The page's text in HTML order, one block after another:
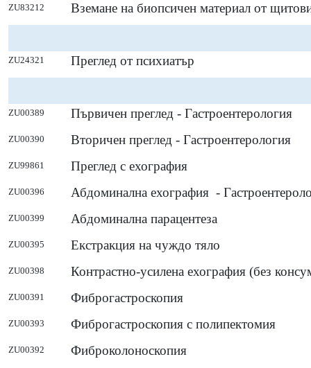
ZU83212 Вземане на биопсичен материал от
ZU24321 Преглед от психиатър
ZU00389 Първичен преглед - Гастроентерология
ZU00390 Вторичен преглед - Гастроентерология
ZU99861 Преглед с ехография
ZU00396 Абдоминална ехография -
ZU00399 Абдоминална парацентеза
ZU00395 Екстракция на чуждо тяло
ZU00398 Контрастно-усилена ехография (без
ZU00391 Фиброгастроскопия
ZU00393 Фиброгастроскопия с полипектомия
ZU00392 Фиброколоноскопия